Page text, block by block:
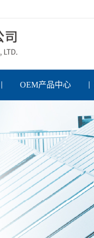
OEM产品中心